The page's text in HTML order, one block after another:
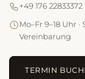
+49 176 22833372
Mo–Fr 9–18 Uhr ·
Vereinbarung
TERMIN